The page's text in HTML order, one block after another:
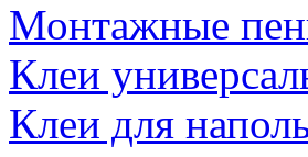
Монтажные
Клеи
Клеи для